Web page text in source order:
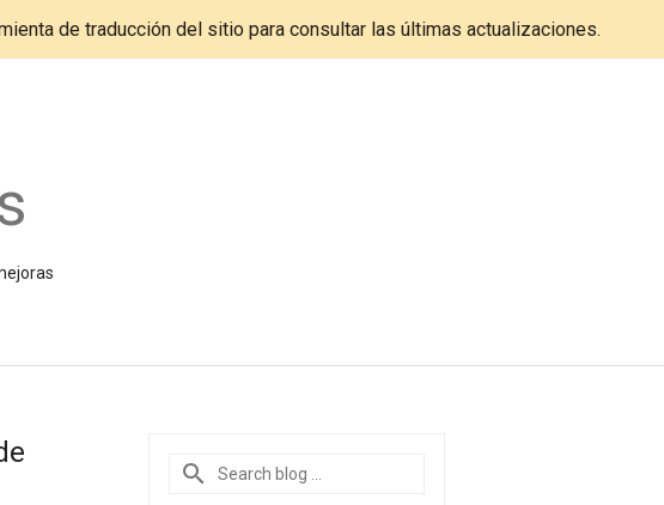
de traducción del sitio para consultar las últimas actualizaciones.